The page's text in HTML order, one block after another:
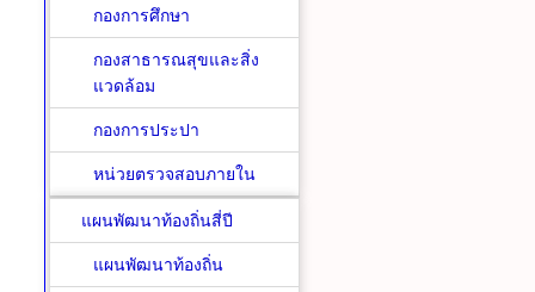
กองการศึกษา
กองสาธารณสุขและสิ่ง
แวดล้อม
กองการประปา
หน่วยตรวจสอบภายใน
แผนพัฒนาท้องถิ่นสี่ปี
แผนพัฒนาท้องถิ่น